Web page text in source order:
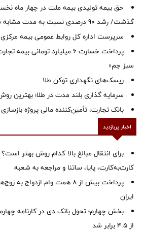
گذشت/ رشد 90 درصدی نسبت به مدت مشابه سال گذشته
سرپرست اداره كل روابط عمومی بیمه
پرداخت خسارت ۶ میلیارد
سبز جم»
ریسک‌های نگهداری توکن طلا
سرمایه گذاری بلند مدت در طلا؛ بهترین
بانک تجارت، تأمین‌کننده مالی پروژه بازسازی فازهای ۴ و ۵
اخبار پربازدید
برای انتقال مبالغ بالا کدام روش بهتر
کارت‌به‌کارت، پایا، ساتنا و مراجعه به شعبه
پرداخت بیش از ۸ همت وام
ایران
بخش چهارم؛ تحول بانک دی در کارنامه
از ۴.۵ برابر شد